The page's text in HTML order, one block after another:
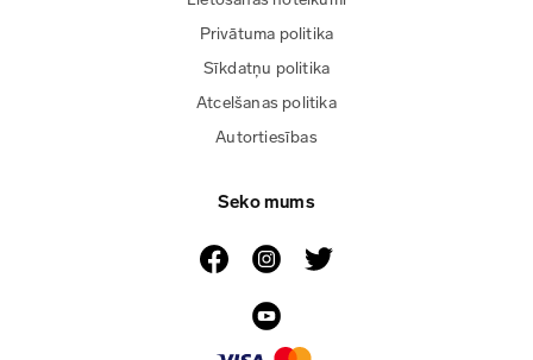
Privātuma politika
Sīkdatņu politika
Atcelšanas politika
Autortiesības
Seko mums